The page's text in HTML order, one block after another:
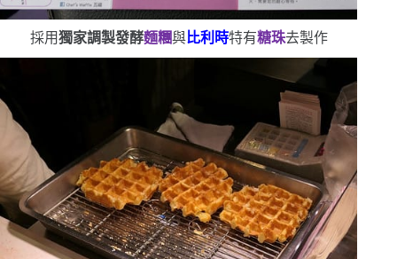
採用獨家調製發酵麵糰與比利時特有糖珠去製作